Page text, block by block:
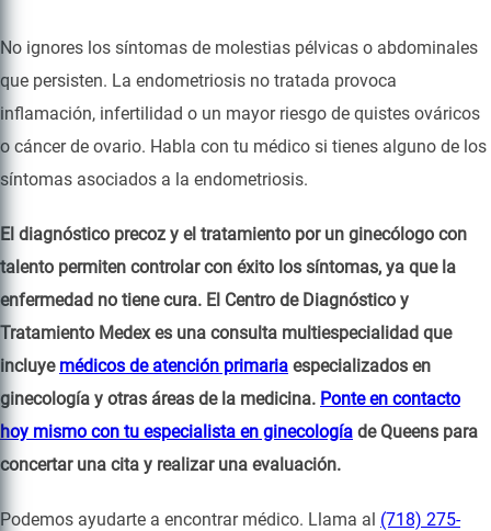
No ignores los síntomas de molestias pélvicas o abdominales
que persisten. La endometriosis no tratada provoca
inflamación, infertilidad o un mayor riesgo de quistes ováricos
o cáncer de ovario. Habla con tu médico si tienes alguno de los
síntomas asociados a la endometriosis.
El diagnóstico precoz y el tratamiento por un ginecólogo con
talento permiten controlar con éxito los síntomas, ya que la
enfermedad no tiene cura. El Centro de Diagnóstico y
Tratamiento Medex es una consulta multiespecialidad que
incluye médicos de atención primaria especializados en
ginecología y otras áreas de la medicina. Ponte en contacto
hoy mismo con tu especialista en ginecología de Queens para
concertar una cita y realizar una evaluación.
Podemos ayudarte a encontrar médico. Llama al (718) 275-